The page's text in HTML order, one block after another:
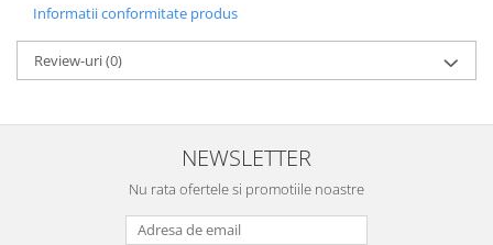
Informatii conformitate produs
Review-uri(0)
NEWSLETTER
Nu rata ofertele si promotiile noastre